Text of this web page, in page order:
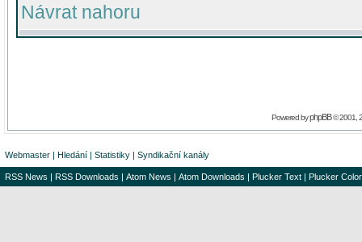
Návrat nahoru
Powered byphpBB© 2001,
Webmaster | Hledání | Statistiky | Syndikační kanály
RSS News | RSS Downloads | Atom News | Atom Downloads | Plucker Text | Plucker Color